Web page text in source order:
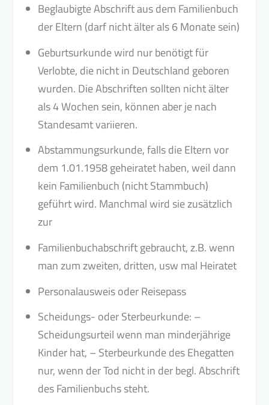
Beglaubigte Abschrift aus dem Familienbuch
der Eltern (darf nicht älter als 6 Monate sein)
Geburtsurkunde wird nur benötigt für
Verlobte, die nicht in Deutschland geboren
wurden. Die Abschriften sollten nicht älter
als 4 Wochen sein, können aber je nach
Standesamt variieren.
Abstammungsurkunde, falls die Eltern vor
dem 1.01.1958 geheiratet haben, weil dann
kein Familienbuch (nicht Stammbuch)
geführt wird. Manchmal wird sie zusätzlich
zur
Familienbuchabschrift gebraucht, z.B. wenn
man zum zweiten, dritten, usw mal Heiratet
Personalausweis oder Reisepass
Scheidungs- oder Sterbeurkunde: –
Scheidungsurteil wenn man minderjährige
Kinder hat, – Sterbeurkunde des Ehegatten
nur, wenn der Tod nicht in der begl. Abschrift
des Familienbuchs steht.